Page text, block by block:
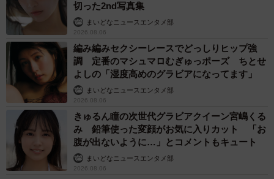
切った2nd写真集
まいどなニュースエンタメ部
2026.08.06
編み編みセクシーレースでどっしりヒップ強
調 定番のマシュマロむぎゅっポーズ ちとせ
よしの「湿度高めのグラビアになってます」
まいどなニュースエンタメ部
2026.08.06
きゅるん瞳の次世代グラビアクイーン宮嶋くる
み 鉛筆使った変顔がお気に入りカット 「お
腹が出ないように…」とコメントもキュート
まいどなニュースエンタメ部
2026.08.06